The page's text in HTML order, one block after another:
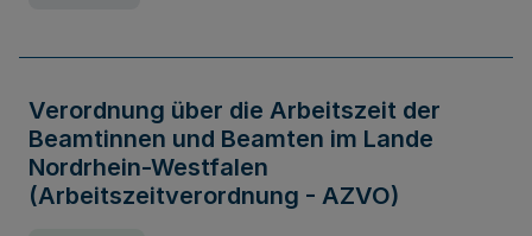
Verordnung über die Arbeitszeit der
Beamtinnen und Beamten im Lande
Nordrhein-Westfalen
(Arbeitszeitverordnung - AZVO)